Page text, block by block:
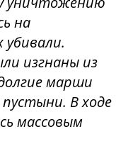
на
изгнаны из
марши
В ходе
массовым